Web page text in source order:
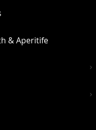
& Aperitife